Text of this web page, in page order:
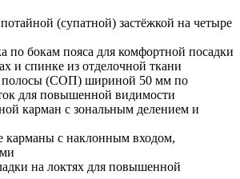
(супатной) застёжкой на четыре
по бокам пояса для комфортной посадки
и спинке из отделочной ткани
полосы (СОП) шириной 50 мм по
для повышенной видимости
карман с зональным делением и
с наклонным входом,
на локтях для повышенной